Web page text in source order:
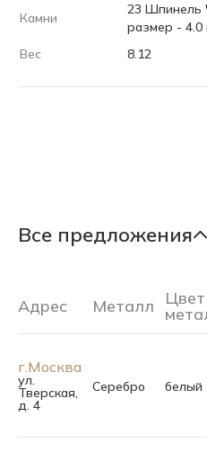
Камни
23 Шпинель
размер - 4.0
Вес
8.12
Все предложения
Адрес Металл Цвет
г.Москва
ул.
Тверская,
д. 4
Серебро белый